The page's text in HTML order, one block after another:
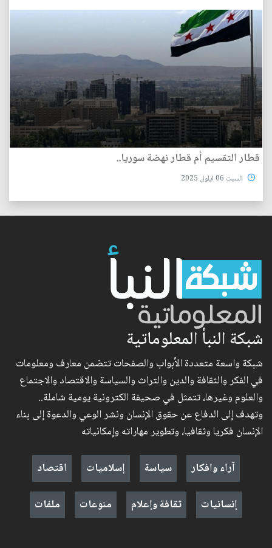
قطار التقسيم أم قطار نهضة سوريا..
السبت 06 ايلول 2025
شبكة النبأ المعلوماتية
شبكة واسعة متعددة الأبواب والصفحات تتضمن معارف ومعلومات
في الفكر والثقافة والدين والتراث والسياسة والاقتصاد والاجتماع
والعلوم وغيرها، تتمثل في صحيفة الكترونية يومية شاملة..
وتهدف إلى الدفاع عن حقوق الإنسان ونشر الوعي والدعوة إلى بناء
الإنسان فكريا وثقافيا، وتطوير مهاراته وإمكانياته
آراء وافكار
سياسة إسلاميات
اقتصاد
إنسانيات
ثقافة وإعلام منوعات ملفات